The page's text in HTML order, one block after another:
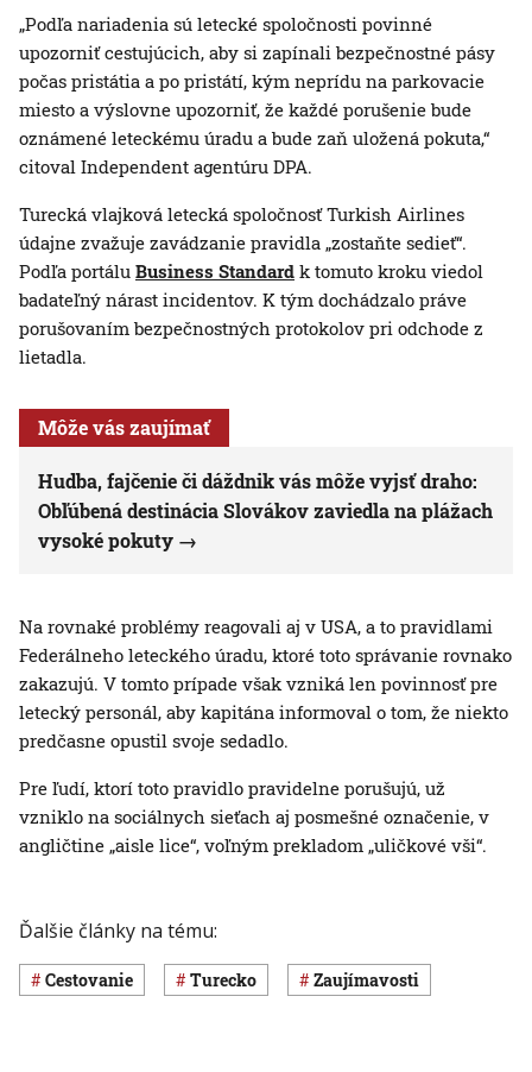
„Podľa nariadenia sú letecké spoločnosti povinné
upozorniť cestujúcich, aby si zapínali bezpečnostné pásy
počas pristátia a po pristátí, kým neprídu na parkovacie
miesto a výslovne upozorniť, že každé porušenie bude
oznámené leteckému úradu a bude zaň uložená pokuta,“
citoval Independent agentúru DPA.
Turecká vlajková letecká spoločnosť Turkish Airlines
údajne zvažuje zavádzanie pravidla „zostaňte sedieť“.
Podľa portálu Business Standard k tomuto kroku viedol
badateľný nárast incidentov. K tým dochádzalo práve
porušovaním bezpečnostných protokolov pri odchode z
lietadla.
Môže vás zaujímať
Hudba, fajčenie či dáždnik vás môže vyjsť draho:
Obľúbená destinácia Slovákov zaviedla na plážach
vysoké pokuty
Na rovnaké problémy reagovali aj v USA, a to pravidlami
Federálneho leteckého úradu, ktoré toto správanie rovnako
zakazujú. V tomto prípade však vzniká len povinnosť pre
letecký personál, aby kapitána informoval o tom, že niekto
predčasne opustil svoje sedadlo.
Pre ľudí, ktorí toto pravidlo pravidelne porušujú, už
vzniklo na sociálnych sieťach aj posmešné označenie, v
angličtine „aisle lice“, voľným prekladom „uličkové vši“.
Ďalšie články na tému:
cestovanie Turecko Zaujímavosti